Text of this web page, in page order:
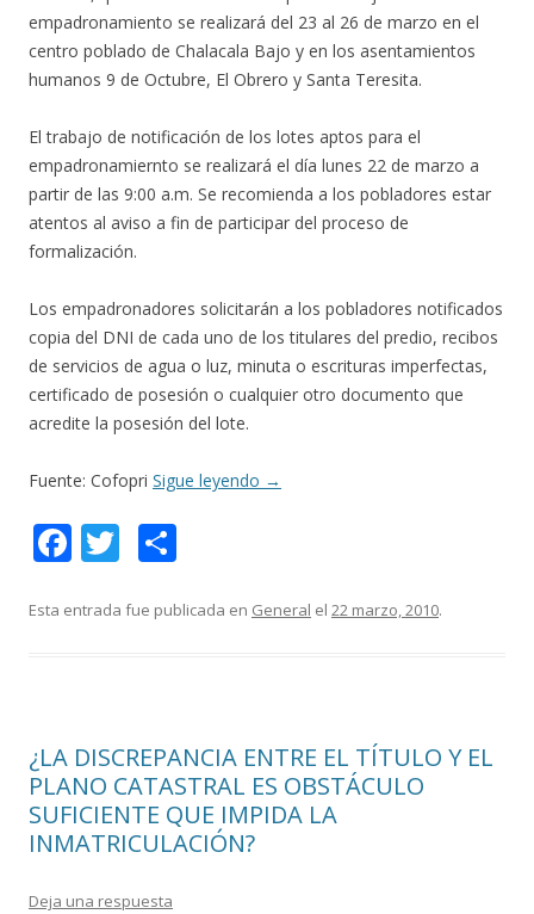
empadronamiento se realizará del 23 al 26 de marzo en el
centro poblado de Chalacala Bajo y en los asentamientos
humanos 9 de Octubre, El Obrero y Santa Teresita.
El trabajo de notificación de los lotes aptos para el
empadronamiernto se realizará el día lunes 22 de marzo a
partir de las 9:00 a.m. Se recomienda a los pobladores estar
atentos al aviso a fin de participar del proceso de
formalización.
Los empadronadores solicitarán a los pobladores notificados
copia del DNI de cada uno de los titulares del predio, recibos
de servicios de agua o luz, minuta o escrituras imperfectas,
certificado de posesión o cualquier otro documento que
acredite la posesión del lote.
Fuente: Cofopri Sigue leyendo →
F
e
k
T
itt m
r
Esta entrada fue publicada en General el 22 marzo, 2010.
¿LA DISCREPANCIA ENTRE EL TÍTULO Y EL
PLANO CATASTRAL ES OBSTÁCULO
SUFICIENTE QUE IMPIDA LA
INMATRICULACIÓN?
Deja una respuesta